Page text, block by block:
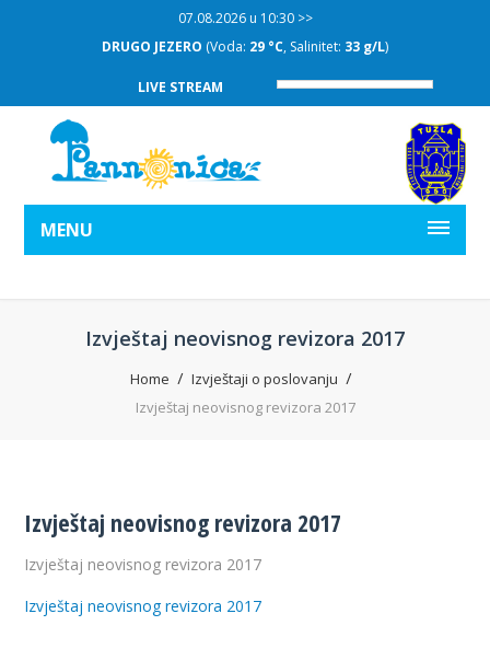
07.08.2026 u 10:30 >>
DRUGO JEZERO (Voda: 29 °C, Salinitet: 33 g/L)
LIVE STREAM
MENU
Izvještaj neovisnog revizora 2017
Home
Izvještaji o poslovanju
Izvještaj neovisnog revizora 2017
Izvještaj neovisnog revizora 2017
Izvještaj neovisnog revizora 2017
Izvještaj neovisnog revizora 2017